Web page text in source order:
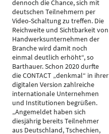
dennoch die Chance, sich mit
deutschen Teilnehmern per
Video-Schaltung zu treffen. Die
Reichweite und Sichtbarkeit von
Handwerksunternehmen der
Branche wird damit noch
einmal deutlich erhöht“, so
Barthauer. Schon 2020 durfte
die CONTACT „denkmal“ in ihrer
digitalen Version zahlreiche
internationale Unternehmen
und Institutionen begrüßen.
„Angemeldet haben sich
diesjährig bereits Teilnehmer
aus Deutschland, Tschechien,